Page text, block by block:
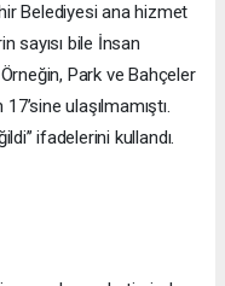
Belediyesi ana hizmet
sayısı bile İnsan
Park ve Bahçeler
ulaşılmamıştı.
ifadelerini kullandı.